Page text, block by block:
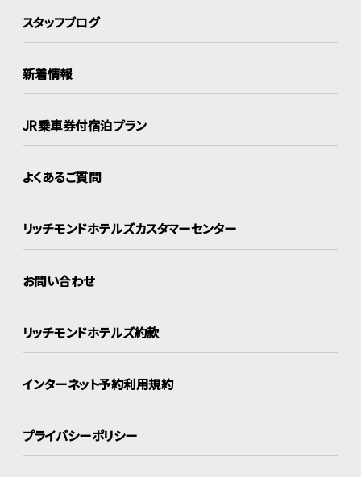
スタッフブログ
新着情報
JR乗車券付宿泊プラン
よくあるご質問
リッチモンドホテルズカスタマーセンター
お問い合わせ
リッチモンドホテルズ約款
インターネット予約利用規約
プライバシーポリシー